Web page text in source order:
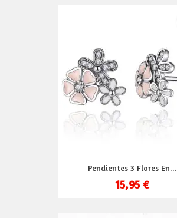
Pendientes 3 Flores En...
15,95 €